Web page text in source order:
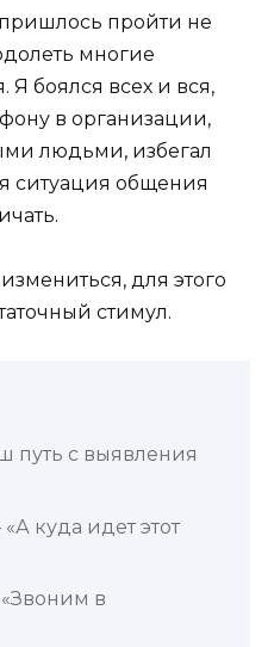
пройти не
многие
Я боялся всех и вся,
в организации,
людьми, избегал
ситуация общения
для этого
стимул.
путь с выявления
куда идет этот
в